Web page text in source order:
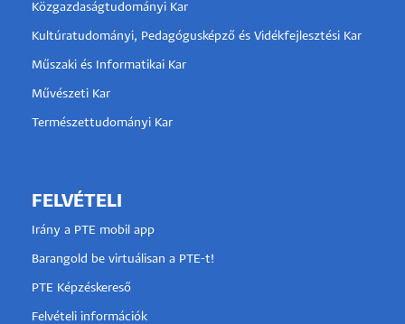
Közgazdaságtudományi Kar
Kultúratudományi, Pedagógusképző és Vidékfejlesztési Kar
Műszaki és Informatikai Kar
Művészeti Kar
Természettudományi Kar
FELVÉTELI
Irány a PTE mobil app
Barangold be virtuálisan a PTE-t!
PTE Képzéskereső
Felvételi információk